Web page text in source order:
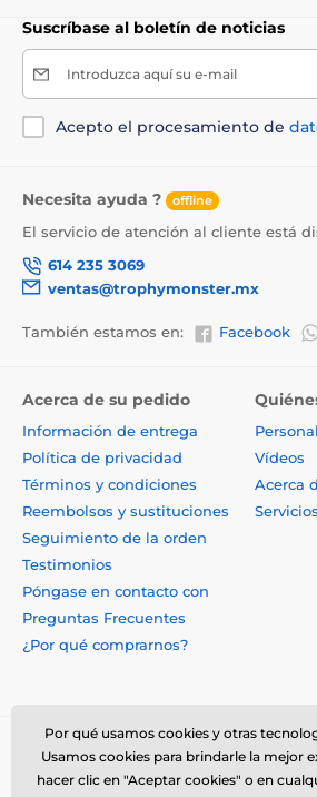
Suscríbase al boletín de noticias
Introduzca aquí su e-mail
Acepto el procesamiento de
Necesita ayuda ? offline
El servicio de atención al cliente está
614 235 3069
ventas@trophymonster.mx
También estamos en: Facebook
Acerca de su pedido
Información de entrega
Política de privacidad
Términos y condiciones
Reembolsos y sustituciones
Seguimiento de la orden
Testimonios
Póngase en contacto con
Preguntas Frecuentes
¿Por qué comprarnos?
Vídeos
Acerca
Servicios
Por qué usamos cookies y otras
Usamos cookies para brindarle la mejor
hacer clic en "Aceptar cookies" o en